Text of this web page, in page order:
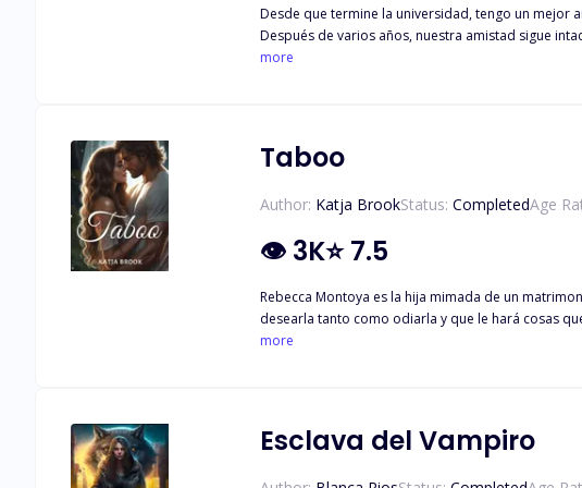
Desde que termine la universidad, tengo un mejor
Después de varios años, nuestra amistad sigue
sabemos que no sería así. Hasta que nos pusieron
more
Taboo
Author: Katja BrookStatus: CompletedAge
👁 3K⭐7.5
Rebecca Montoya es la hija mimada de un matrimonio acomodado en Madrid cuando es
desearla tanto como odiarla y que le hará cosas
para volver con su familia, pero quizá su familia
more
Esclava del Vampiro